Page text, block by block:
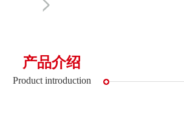
产品介绍
Product introduction